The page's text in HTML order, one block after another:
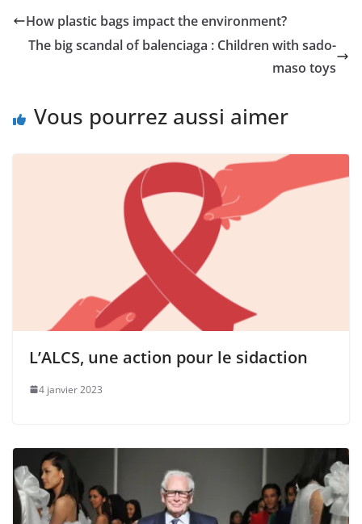
How plastic bags impact the environment?
The big scandal of balenciaga : Children with sado-
maso toys
Vous pourrez aussi aimer
L’ALCS, une action pour le sidaction
4 janvier 2023